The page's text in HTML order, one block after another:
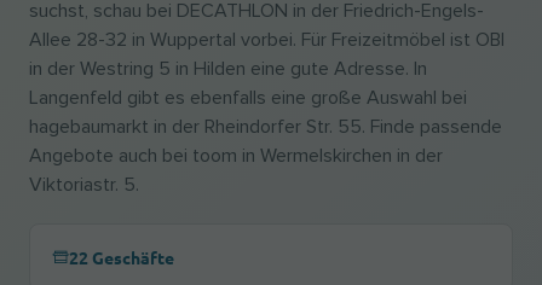
suchst, schau bei DECATHLON in der Friedrich-Engels-
Allee 28-32 in Wuppertal vorbei. Für Freizeitmöbel ist OBI
in der Westring 5 in Hilden eine gute Adresse. In
Langenfeld gibt es ebenfalls eine große Auswahl bei
hagebaumarkt in der Rheindorfer Str. 55. Finde passende
Angebote auch bei toom in Wermelskirchen in der
Viktoriastr. 5.
22 Geschäfte